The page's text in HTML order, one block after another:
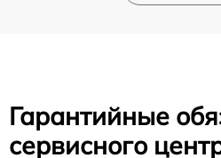
Гарантийные
сервисного